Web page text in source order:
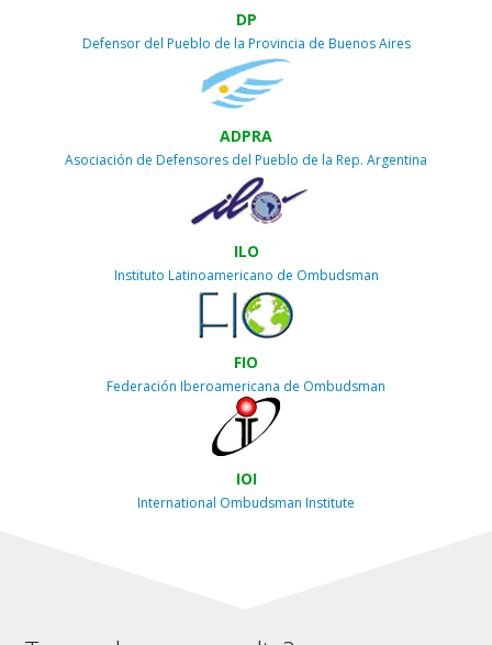
DP
Defensor del Pueblo de la Provincia de Buenos Aires
ADPRA
Asociación de Defensores del Pueblo de la Rep. Argentina
ILO
Instituto Latinoamericano de Ombudsman
FIO
Federación Iberoamericana de Ombudsman
IOI
International Ombudsman Institute